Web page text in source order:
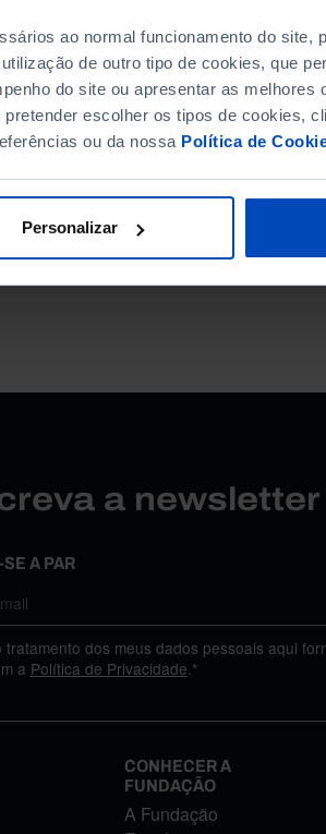
ao normal funcionamento do site,
de outro tipo de cookies, que
do site ou apresentar as melhores
escolher os tipos de cookies,
ou da nossa Política de
Personalizar
a
A PAR
tratamento dos meus dados pessoais aqui
a Política de Privacidade.*
CONHECER A
FUNDAÇÃO
A Fundação